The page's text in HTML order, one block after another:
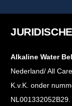
Alkaline Water
Nederland/ All
K.v.K. onder